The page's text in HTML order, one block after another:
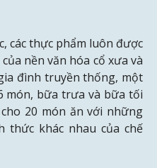
các thực phẩm luôn được
nền văn hóa cổ xưa và
đình truyền thống, một
món, bữa trưa và bữa tối
20 món ăn với những
thức khác nhau của chế